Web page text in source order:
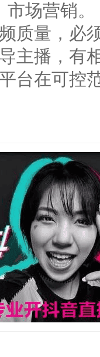
场营销。
质量，必
主播，有
台在可控